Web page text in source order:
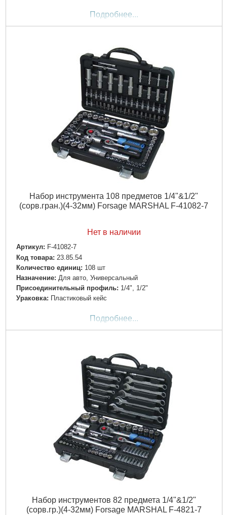
Подробнее...
Набор инструмента 108 предметов 1/4"&1/2"
(сорв.гран.)(4-32мм) Forsage MARSHAL F-41082-7
Нет в наличии
Артикул: F-41082-7
Код товара: 23.85.54
Количество единиц: 108 шт
Назначение: Для авто, Универсальный
Пpиcoeдинитeльный пpoфиль: 1/4", 1/2"
Ураковка: Пластиковый кейс
Подробнее...
Набор инструментов 82 предмета 1/4"&1/2"
(сорв.гр.)(4-32мм) Forsage MARSHAL F-4821-7